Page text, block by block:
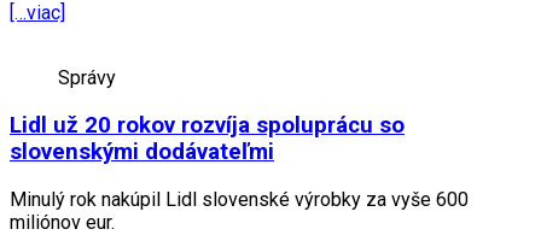
[…viac]
Správy
Lidl už 20 rokov rozvíja spoluprácu so
slovenskými dodávateľmi
Minulý rok nakúpil Lidl slovenské výrobky za vyše 600
miliónov eur.